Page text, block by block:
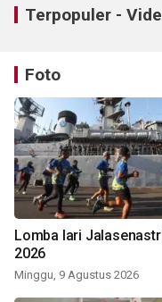
Terpopuler -
Foto
Lomba lari
2026
Minggu, 9 Agustus 2026